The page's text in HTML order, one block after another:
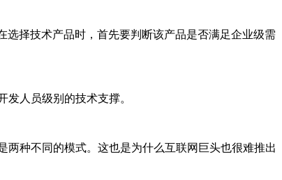
择技术产品时，首先要判断该产品是否满足企业级需
人员级别的技术支撑。
种不同的模式。这也是为什么互联网巨头也很难推出